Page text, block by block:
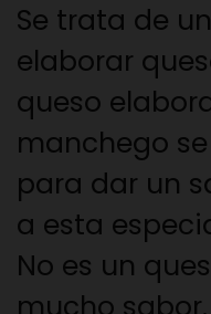
Se trata de
elaborar
queso
manchego
para dar un
a esta
No es un